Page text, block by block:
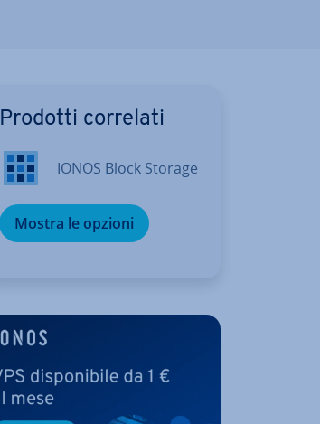
Prodotti correlati
IONOS Block Storage
Mostra le opzioni